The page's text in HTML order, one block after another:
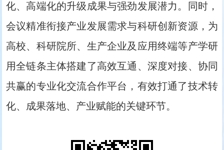
化、高端化的升级成果与强劲发展潜力。同时，
会议精准衔接产业发展需求与科研创新资源，为
高校、科研院所、生产企业及应用终端等产学研
用全链条主体搭建了高效互通、深度对接、协同
共赢的专业化交流合作平台，有效打通了技术转
化、成果落地、产业赋能的关键环节。